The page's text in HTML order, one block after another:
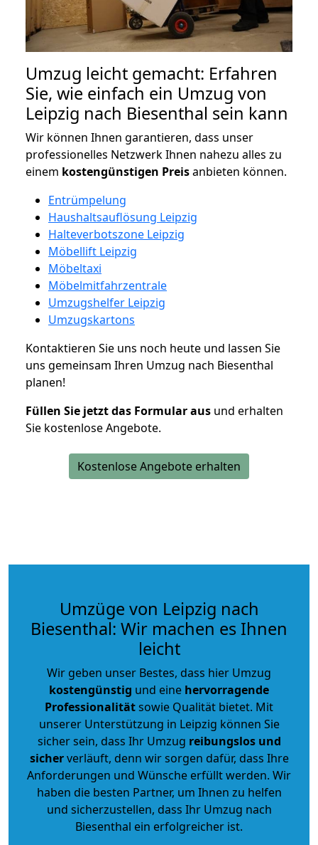
Umzug leicht gemacht: Erfahren
Sie, wie einfach ein Umzug von
Leipzig nach Biesenthal sein kann
Wir können Ihnen garantieren, dass unser
professionelles Netzwerk Ihnen nahezu alles zu
einem kostengünstigen Preisanbieten können.
Entrümpelung
Haushaltsauflösung Leipzig
Halteverbotszone Leipzig
Möbellift Leipzig
Möbeltaxi
Möbelmitfahrzentrale
Umzugshelfer Leipzig
Umzugskartons
Kontaktieren Sie uns noch heute und lassen Sie
uns gemeinsam Ihren Umzug nach Biesenthal
planen!
Füllen Sie jetzt das Formular aus und erhalten
Sie kostenlose Angebote.
Kostenlose Angebote erhalten
Umzüge von Leipzig nach
Biesenthal: Wir machen es Ihnen
leicht
Wir geben unser Bestes, dass hier Umzug
kostengünstig und eine hervorragende
Professionalitätsowie Qualität bietet. Mit
unserer Unterstützung in Leipzig können Sie
sicher sein, dass Ihr Umzug reibungslos und
sicherverläuft, denn wir sorgen dafür, dass Ihre
Anforderungen und Wünsche erfüllt werden. Wir
haben die besten Partner, um Ihnen zu helfen
und sicherzustellen, dass Ihr Umzug nach
Biesenthal ein erfolgreicher ist.